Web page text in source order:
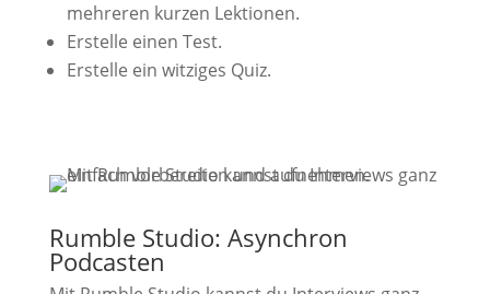
mehreren kurzen Lektionen.
Erstelle einen Test.
Erstelle ein witziges Quiz.
Rumble Studio: Asynchron
Podcasten